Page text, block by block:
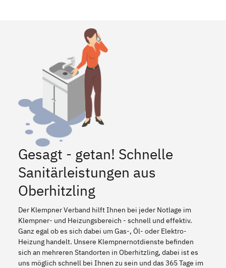
Gesagt - getan! Schnelle
Sanitärleistungen aus
Oberhitzling
Der Klempner Verband hilft Ihnen bei jeder Notlage im
Klempner- und Heizungsbereich - schnell und effektiv.
Ganz egal ob es sich dabei um Gas-, Öl- oder Elektro-
Heizung handelt. Unsere Klempnernotdienste befinden
sich an mehreren Standorten in Oberhitzling, dabei ist es
uns möglich schnell bei Ihnen zu sein und das 365 Tage im